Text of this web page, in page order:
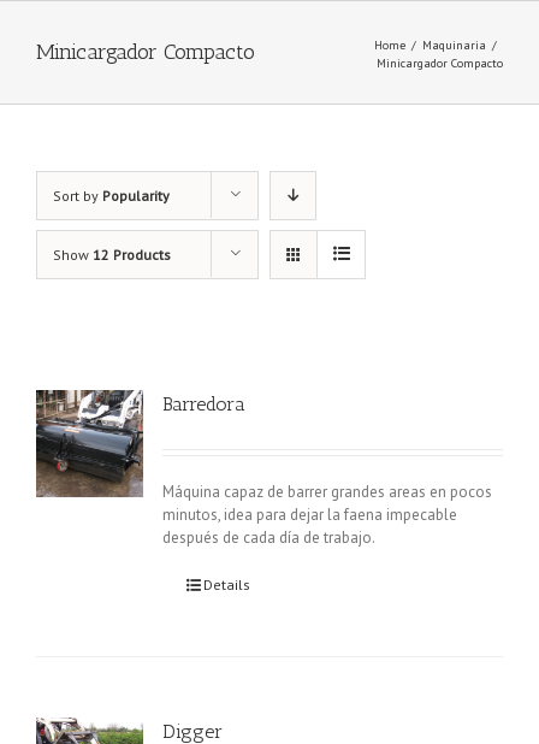
Minicargador Compacto Home / Maquinaria /
Minicargador Compacto
Sort by Popularity
Show 12 Products
Barredora
Máquina capaz de barrer grandes areas en pocos
minutos, idea para dejar la faena impecable
después de cada día de trabajo.
Details
Digger